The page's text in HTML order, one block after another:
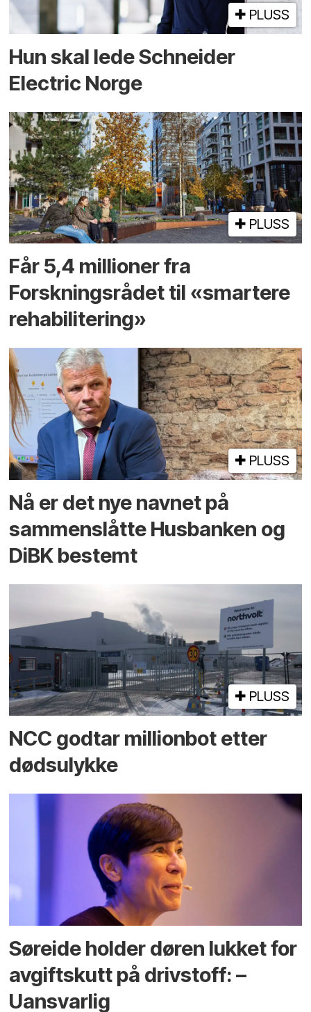
PLUSS
Hun skal lede Schneider
Electric Norge
PLUSS
Får 5,4 millioner fra
Forskningsrådet til «smartere
rehabilitering»
PLUSS
Nå er det nye navnet på
sammenslåtte Husbanken og
DiBK bestemt
PLUSS
NCC godtar millionbot etter
dødsulykke
Søreide holder døren lukket for
avgiftskutt på drivstoff: –
Uansvarlig